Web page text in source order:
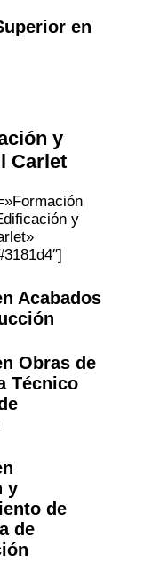
en
y
Carlet
y
Acabados
Obras de
Técnico
y
de
de